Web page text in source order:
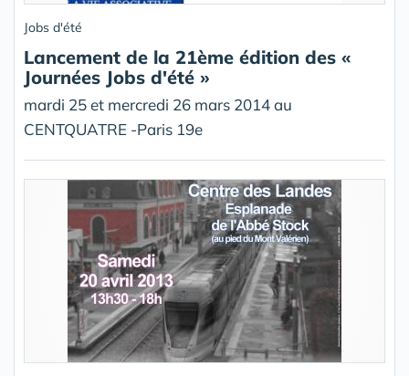
Jobs d'été
Lancement de la 21ème édition des «
Journées Jobs d'été »
mardi 25 et mercredi 26 mars 2014 au
CENTQUATRE -Paris 19e